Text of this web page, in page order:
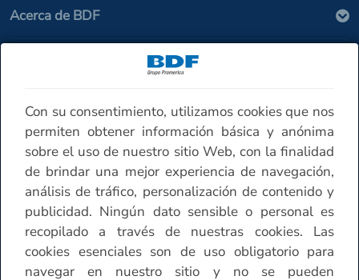
Con su consentimiento, utilizamos cookies que nos
permiten obtener información básica y anónima
sobre el uso de nuestro sitio Web, con la finalidad
de brindar una mejor experiencia de navegación,
análisis de tráfico, personalización de contenido y
publicidad. Ningún dato sensible o personal es
recopilado a través de nuestras cookies. Las
cookies esenciales son de uso obligatorio para
navegar en nuestro sitio y no se pueden
Acerca de BDF
Contáctenos
Horario de atención Sucursales
Otros